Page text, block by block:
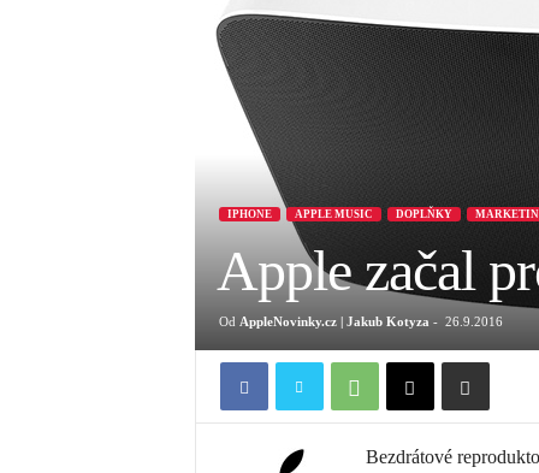
IPHONE APPLE MUSIC DOPLŇKY
Apple začal
Od AppleNovinky.cz | Jakub Kotyza - 26.9.2016
Bezdrátové